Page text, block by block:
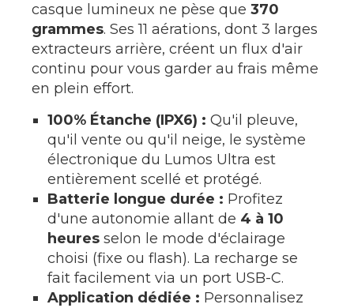
casque lumineux ne pèse que 370
grammes. Ses 11 aérations, dont 3 larges
extracteurs arrière, créent un flux d'air
continu pour vous garder au frais même
en plein effort.
100% Étanche (IPX6) : Qu'il pleuve,
qu'il vente ou qu'il neige, le système
électronique du Lumos Ultra est
entièrement scellé et protégé.
Batterie longue durée : Profitez
d'une autonomie allant de 4 à 10
heures selon le mode d'éclairage
choisi (fixe ou flash). La recharge se
fait facilement via un port USB-C.
Application dédiée : Personnalisez